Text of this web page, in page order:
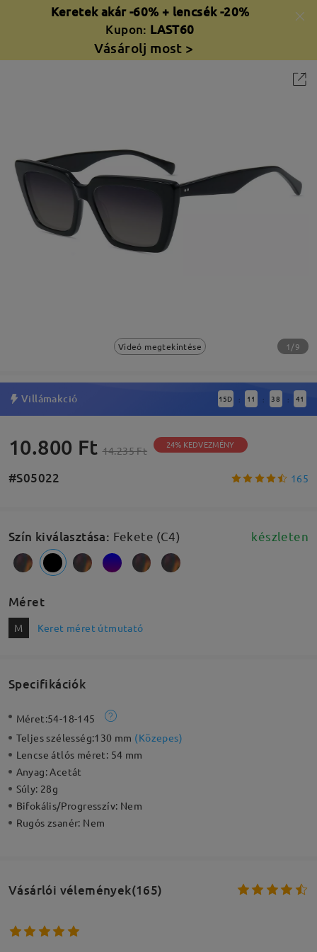
Keretek akár -60% + lencsék -20%
Kupon: LAST60
Vásárolj most >
Videó megtekintése 1/9
Villámakció 15D : 11 : 38 : 40
10.800 Ft 14.235 Ft 24% KEDVEZMÉNY
#S05022 165
Szín kiválasztása: Fekete (C4) készleten
Méret
M Keret méret útmutató
Specifikációk
Méret:54-18-145
Teljes szélesség:130 mm (Közepes)
Lencse átlós méret: 54 mm
Anyag:Acetát
Súly: 28g
Bifokális/Progresszív: Nem
Rugós zsanér: Nem
Vásárlói vélemények(165)